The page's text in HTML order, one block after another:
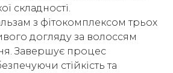
складності.
з фітокомплексом трьох
догляду за волоссям
Завершує процес
стійкість та